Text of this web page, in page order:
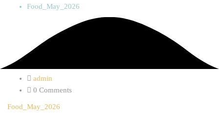
Food_May_2026
admin
0 Comments
Food_May_2026